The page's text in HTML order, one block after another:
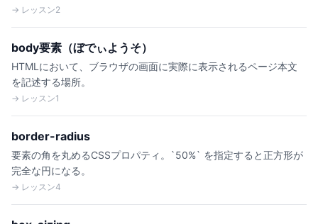
→ レッスン2
body要素（ぼでぃようそ）
HTMLにおいて、ブラウザの画面に実際に表示されるページ本文
を記述する場所。
→ レッスン1
border-radius
要素の角を丸めるCSSプロパティ。`50%` を指定すると正方形が
完全な円になる。
→ レッスン4